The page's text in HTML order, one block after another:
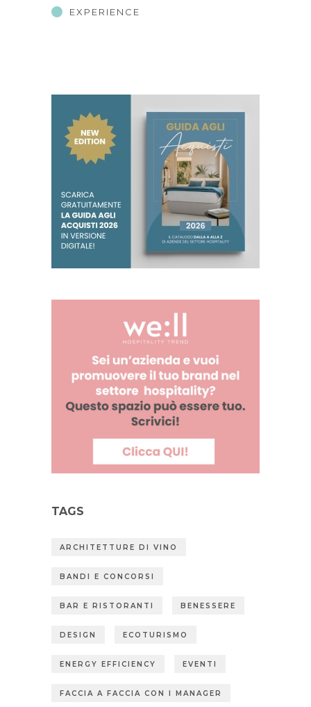
EXPERIENCE
TAGS
ARCHITETTURE DI VINO
BANDI E CONCORSI
BAR E RISTORANTI BENESSERE
DESIGN ECOTURISMO
ENERGY EFFICIENCY EVENTI
FACCIA A FACCIA CON I MANAGER